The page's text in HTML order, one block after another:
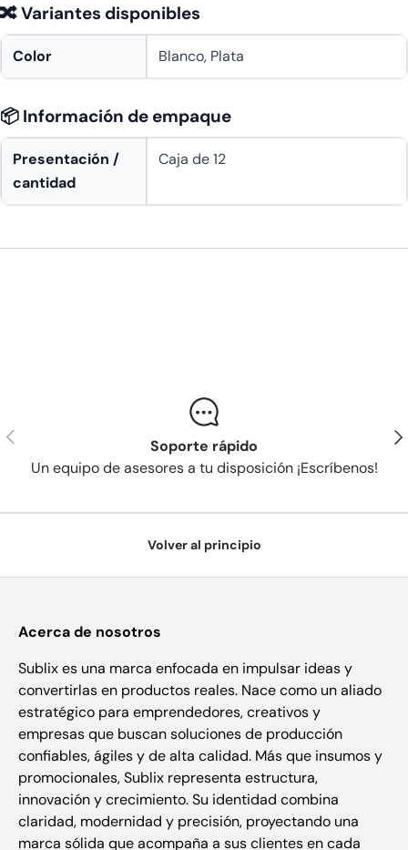
🔀 Variantes disponibles
Color Blanco, Plata
📦 Información de empaque
Presentación /
cantidad
Caja de 12
Anterior
Soporte rápido
Un equipo de asesores a tu disposición ¡Escríbenos!
Volver al principio
Acerca de nosotros
Sublix es una marca enfocada en impulsar ideas y
convertirlas en productos reales. Nace como un aliado
estratégico para emprendedores, creativos y
empresas que buscan soluciones de producción
confiables, ágiles y de alta calidad. Más que insumos y
promocionales, Sublix representa estructura,
innovación y crecimiento. Su identidad combina
claridad, modernidad y precisión, proyectando una
marca sólida que acompaña a sus clientes en cada